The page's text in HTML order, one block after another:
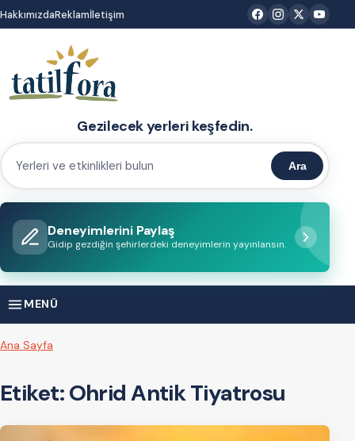
İçeriğe
atla
HakkımızdaReklamİletişim
Gezilecek yerleri keşfedin.
Yerleri
etkinlikleri
bulun
Ara
Deneyimlerini Paylaş
Gidip gezdiğin şehirlerdeki deneyimlerin yayınlansın.
MENÜ
Ana Sayfa
Etiket:Ohrid Antik Tiyatrosu